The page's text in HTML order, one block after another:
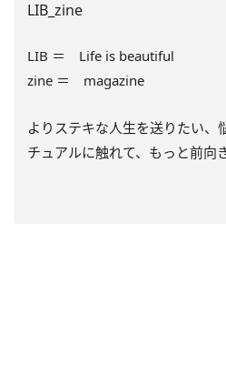
LIB_zine
LIB ＝ Life is beautiful
zine ＝ magazine
よりステキな人生を送りたい、
チュアルに触れて、もっと前向